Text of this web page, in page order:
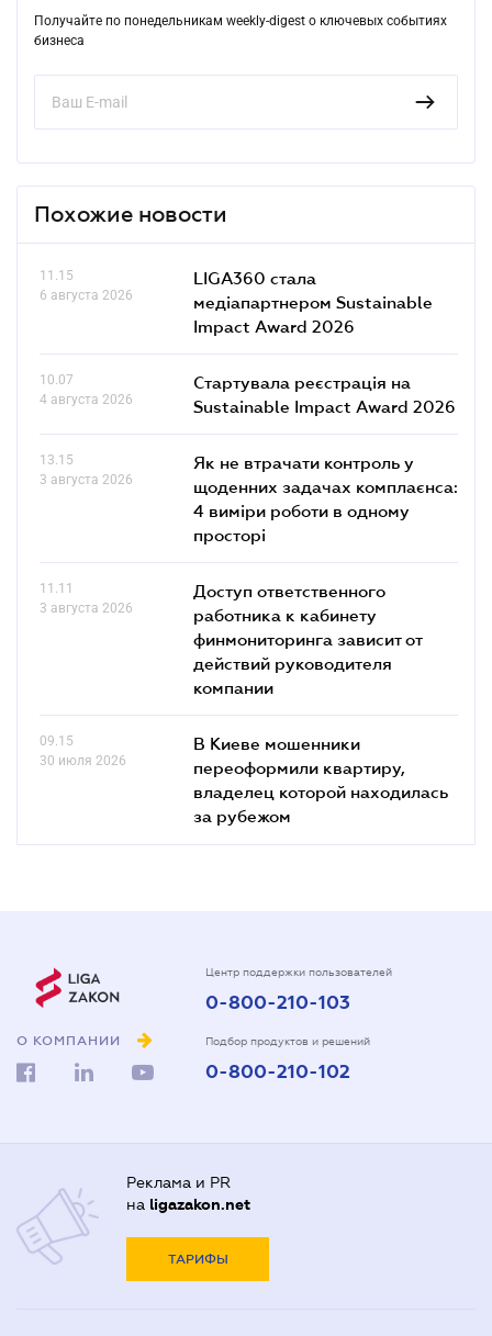
Получайте по понедельникам weekly-digest о ключевых событиях
бизнеса
Похожие новости
11.15
6 августа 2026
LIGA360 стала
медіапартнером Sustainable
Impact Award 2026
10.07
4 августа 2026
Стартувала реєстрація на
Sustainable Impact Award 2026
13.15
3 августа 2026
Як не втрачати контроль у
щоденних задачах комплаєнса:
4 виміри роботи в одному
просторі
11.11
3 августа 2026
Доступ ответственного
работника к кабинету
финмониторинга зависит от
действий руководителя
компании
09.15
30 июля 2026
В Киеве мошенники
переоформили квартиру,
владелец которой находилась
за рубежом
О КОМПАНИИ
Центр поддержки пользователей
0-800-210-103
Подбор продуктов и решений
0-800-210-102
Реклама и PR
на ligazakon.net
ТАРИФЫ